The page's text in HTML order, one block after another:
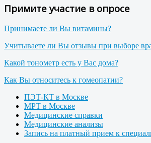
Примите участие в опросе
Принимаете ли Вы витамины?
Учитываете ли Вы отзывы при выборе
Какой тонометр есть у Вас дома?
Как Вы относитесь к гомеопатии?
ПЭТ-КТ в Москве
МРТ в Москве
Медицинские справки
Медицинские анализы
Запись на платный прием к